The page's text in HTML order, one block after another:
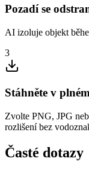
Pozadí se
AI izoluje objekt
3
Stáhněte v
Zvolte PNG, JPG
rozlišení bez
Časté dotazy